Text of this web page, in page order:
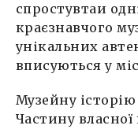
спростувтаи
краєзнавчого
унікальних
вписуються у
Музейну історію
Частину власної